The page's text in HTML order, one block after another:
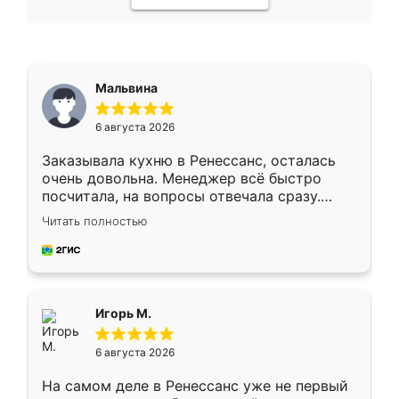
Мальвина
6 августа 2026
Заказывала кухню в Ренессанс, осталась
очень довольна. Менеджер всё быстро
посчитала, на вопросы отвечала сразу.
Замерщик приехал в субботу, подошёл к
делу со всей ответственностью. Собрали
за день, ребята работали аккуратно, даже
Читать полностью
Игорь М.
6 августа 2026
На самом деле в Ренессанс уже не первый